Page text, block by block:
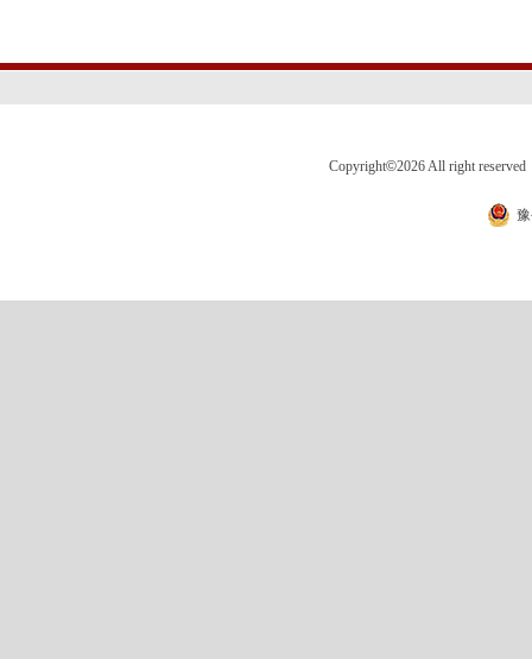
Copyright©2026 All right